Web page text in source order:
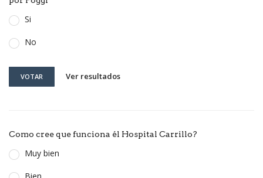
Si
No
VOTAR Ver resultados
Como cree que funciona él Hospital Carrillo?
Muy bien